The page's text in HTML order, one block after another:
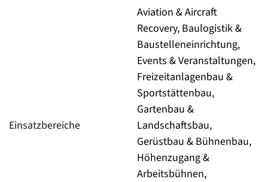
Einsatzbereiche
Aviation & Aircraft
Recovery, Baulogistik &
Baustelleneinrichtung,
Events & Veranstaltungen,
Freizeitanlagenbau &
Sportstättenbau,
Gartenbau &
Landschaftsbau,
Gerüstbau & Bühnenbau,
Höhenzugang &
Arbeitsbühnen,